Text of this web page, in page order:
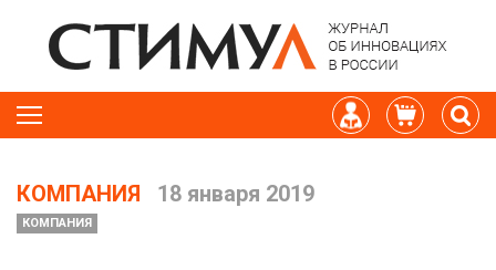
КОМПАНИЯ 18 января 2019
КОМПАНИЯ